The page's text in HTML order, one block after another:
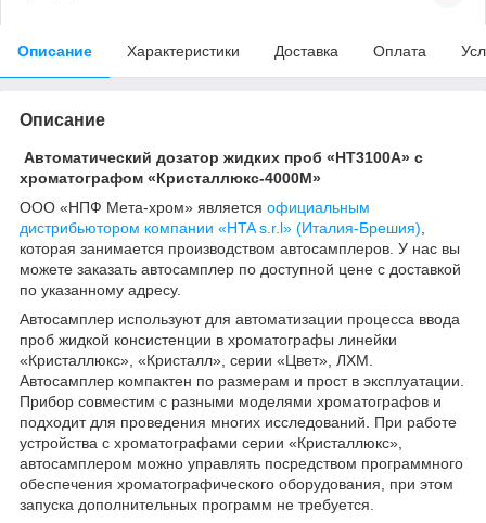
Описание Характеристики Доставка Оплата
Описание
Автоматический дозатор жидких проб «НТ3100А» с
хроматографом «Кристаллюкс-4000М»
ООО «НПФ Мета-хром» является официальным
дистрибьютором компании «HTA s.r.l» (Италия-Брешия)
которая занимается производством автосамплеров. У нас вы
можете заказать автосамплер по доступной цене с доставкой
по указанному адресу.
Автосамплер используют для автоматизации процесса ввода
проб жидкой консистенции в хроматографы линейки
«Кристаллюкс», «Кристалл», серии «Цвет», ЛХМ.
Автосамплер компактен по размерам и прост в эксплуатации.
Прибор совместим с разными моделями хроматографов и
подходит для проведения многих исследований. При работе
устройства с хроматографами серии «Кристаллюкс»,
автосамплером можно управлять посредством программного
обеспечения хроматографического оборудования, при этом
запуска дополнительных программ не требуется.